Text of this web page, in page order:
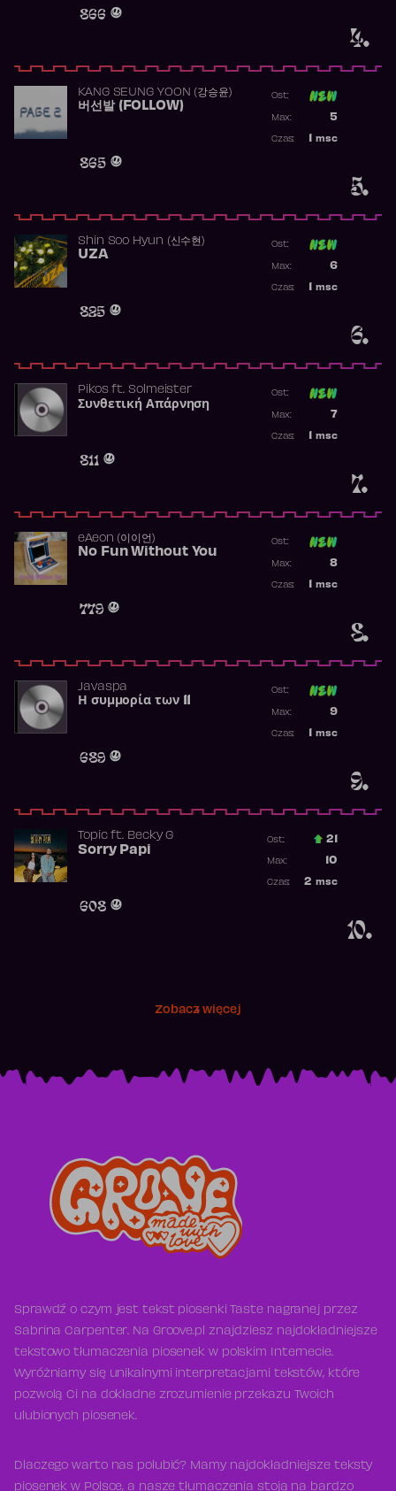
4.
866
5.
KANG SEUNG YOON (강승윤)
버선발 (FOLLOW)
865
Ost:
5
Max:
msc
Czas:
6.
Shin Soo Hyun (신수현)
UZA
825
Ost:
6
Max:
msc
Czas:
7.
Pikosft. Solmeister
Συνθετική Απάρνηση
811
Ost:
7
Max:
msc
Czas:
8.
​eAeon (이이언)
No Fun Without You
779
Ost:
8
Max:
msc
Czas:
9.
Javaspa
Η συμμορία των 11
689
Ost:
9
Max:
msc
Czas:
10.
Topicft. Becky G
Sorry Papi
608
Ost.: 21
10
Max:
2 msc
Czas:
Zobacz więcej
Sprawdź o czym jest tekst piosenki Taste nagranej przez
Sabrina Carpenter. Na Groove.pl znajdziesz najdokładniejsze
tekstowo tłumaczenia piosenek w polskim Internecie.
Wyróżniamy się unikalnymi interpretacjami tekstów, które
pozwolą Ci na dokładne zrozumienie przekazu Twoich
ulubionych piosenek.
Dlaczego warto nas polubić? Mamy najdokładniejsze teksty
piosenek w Polsce, a nasze tłumaczenia stoją na bardzo